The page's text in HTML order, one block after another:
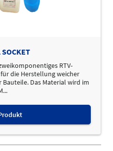
RTV-
die Herstellung weicher
Das Material wird im